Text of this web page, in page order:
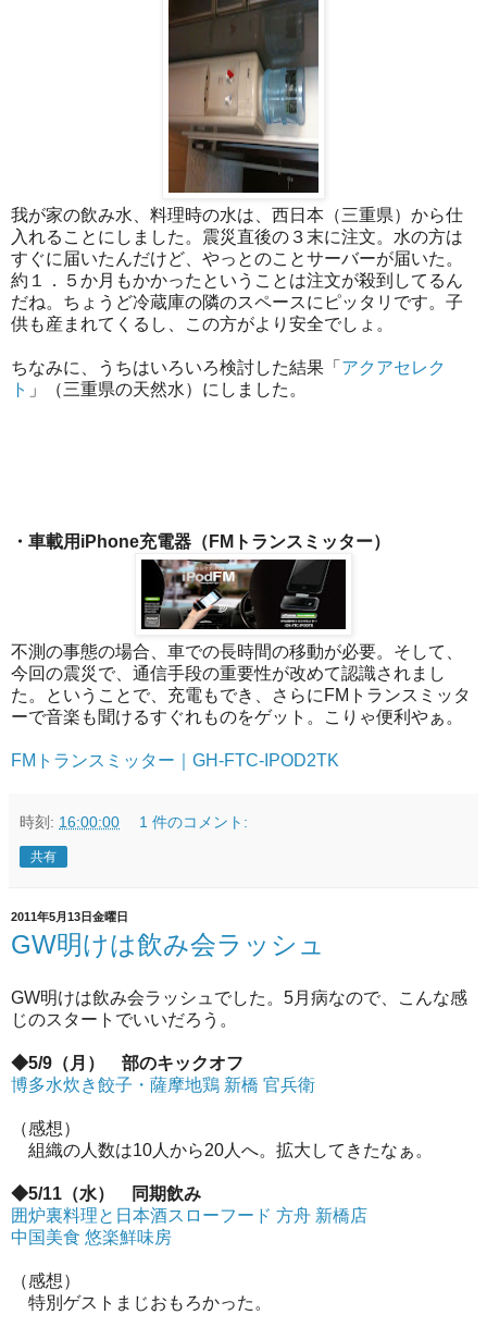
我が家の飲み水、料理時の水は、西日本（三重県）から仕
入れることにしました。震災直後の３末に注文。水の方は
すぐに届いたんだけど、やっとのことサーバーが届いた。
約１．５か月もかかったということは注文が殺到してるん
だね。ちょうど冷蔵庫の隣のスペースにピッタリです。子
供も産まれてくるし、この方がより安全でしょ。
ちなみに、うちはいろいろ検討した結果「 アクアセレク
ト 」（三重県の天然水）にしました。
・車載用iPhone充電器（FMトランスミッター）
不測の事態の場合、車での長時間の移動が必要。そして、
今回の震災で、通信手段の重要性が改めて認識されまし
た。ということで、充電もでき、さらにFMトランスミッタ
ーで音楽も聞けるすぐれものをゲット。こりゃ便利やぁ。
FMトランスミッター｜GH-FTC-IPOD2TK
時刻: 16:00:00 1 件のコメント:
共有
2011年5月13日金曜日
GW明けは飲み会ラッシュ
GW明けは飲み会ラッシュでした。5月病なので、こんな感
じのスタートでいいだろう。
◆5/9（月） 部のキックオフ
博多水炊き餃子・薩摩地鶏 新橋 官兵衛
（感想）
組織の人数は10人から20人へ。拡大してきたなぁ。
◆5/11（水） 同期飲み
囲炉裏料理と日本酒スローフード 方舟 新橋店
中国美食 悠楽鮮味房
（感想）
特別ゲストまじおもろかった。